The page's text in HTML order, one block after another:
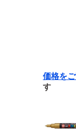
価格を
す